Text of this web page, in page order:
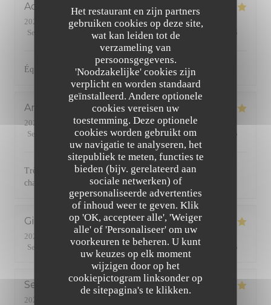
Het restaurant en zijn partners
gebruiken cookies op deze site,
wat kan leiden tot de
verzameling van
persoonsgegevens.
'Noodzakelijke' cookies zijn
verplicht en worden standaard
geïnstalleerd. Andere optionele
cookies vereisen uw
toestemming. Deze optionele
cookies worden gebruikt om
uw navigatie te analyseren, het
sitepubliek te meten, functies te
bieden (bijv. gerelateerd aan
sociale netwerken) of
gepersonaliseerde advertenties
of inhoud weer te geven. Klik
op 'OK, accepteer alle', 'Weiger
alle' of 'Personaliseer' om uw
voorkeuren te beheren. U kunt
uw keuzes op elk moment
wijzigen door op het
cookiepictogram linksonder op
de sitepagina's te klikken.
Adeline D
2026-08-01
- 20:15 - Gasten 4
Service
Atmosfeer: 5/5 Keuken: 5/5 Kwaliteit / Prijs /5
Équipe très sympathique, très bonne cuisine traditionnelle.
Anne
2026-07-31
- 20:00 - Gasten 4
Service
Atmosfeer: 5/5 Keuken: 5/5 Kwaliteit / Prijs /5
Très bonne cuisine avec des produits de qualité. Service
chaleureux et efficace. Une référence dans le quartier
Gilles
2026-07-24
- 19:45 - Gasten 2
Service
Atmosfeer: 5/5 Keuken: 5/5 Kwaliteit / Prijs /5
Serge
2026-07-24